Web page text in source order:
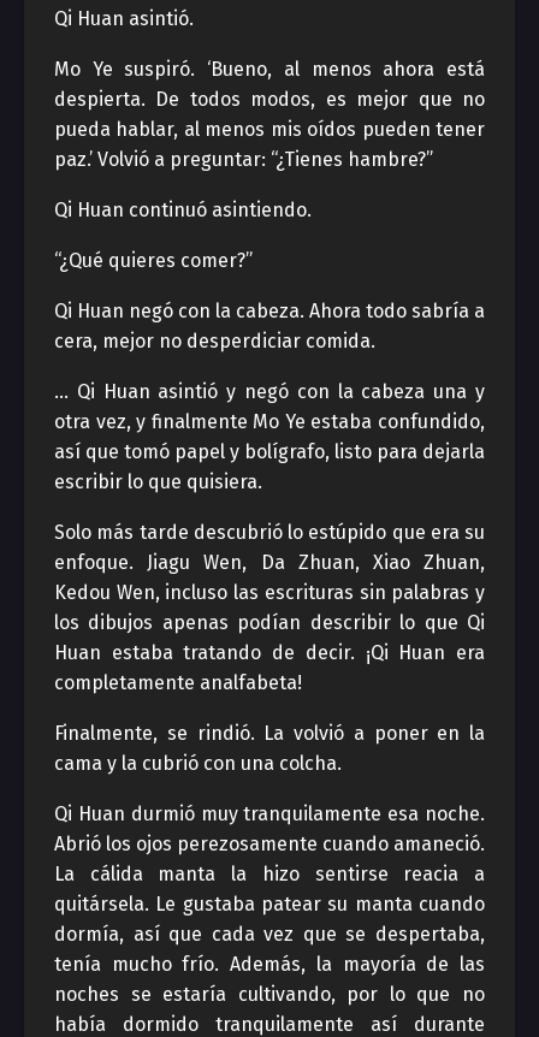
Qi Huan asintió.
Mo Ye suspiró. ‘Bueno, al menos ahora está
despierta. De todos modos, es mejor que no
pueda hablar, al menos mis oídos pueden tener
paz.’ Volvió a preguntar: “¿Tienes hambre?”
Qi Huan continuó asintiendo.
“¿Qué quieres comer?”
Qi Huan negó con la cabeza. Ahora todo sabría a
cera, mejor no desperdiciar comida.
… Qi Huan asintió y negó con la cabeza una y
otra vez, y finalmente Mo Ye estaba confundido,
así que tomó papel y bolígrafo, listo para dejarla
escribir lo que quisiera.
Solo más tarde descubrió lo estúpido que era su
enfoque. Jiagu Wen, Da Zhuan, Xiao Zhuan,
Kedou Wen, incluso las escrituras sin palabras y
los dibujos apenas podían describir lo que Qi
Huan estaba tratando de decir. ¡Qi Huan era
completamente analfabeta!
Finalmente, se rindió. La volvió a poner en la
cama y la cubrió con una colcha.
Qi Huan durmió muy tranquilamente esa noche.
Abrió los ojos perezosamente cuando amaneció.
La cálida manta la hizo sentirse reacia a
quitársela. Le gustaba patear su manta cuando
dormía, así que cada vez que se despertaba,
tenía mucho frío. Además, la mayoría de las
noches se estaría cultivando, por lo que no
había dormido tranquilamente así durante